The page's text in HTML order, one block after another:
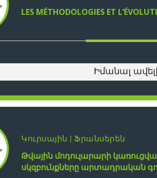
LES MÉTHODOLOGIES ET
Իմանալ
Կուրսային | Ֆրանսերեն
Թվային մոդուլարարի
սկզբունքները արտադրական